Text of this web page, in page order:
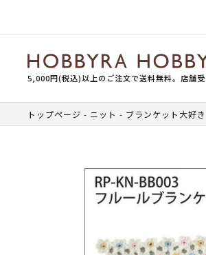
5,000円(税込)以上のご注文で送料無料。店舗
トップページ ニット ブランケット大好き